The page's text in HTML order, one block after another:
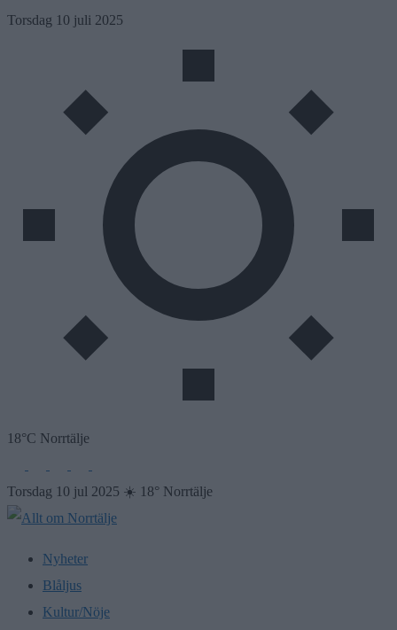
Skip
Torsdag 10 juli 2025
18°C Norrtälje
Torsdag 10 jul 2025 ☀️ 18° Norrtälje
Nyheter
Blåljus
Kultur/Nöje